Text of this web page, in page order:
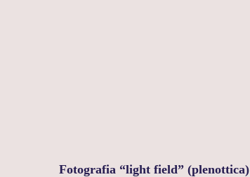
Fotografia “light field” (plenottica)